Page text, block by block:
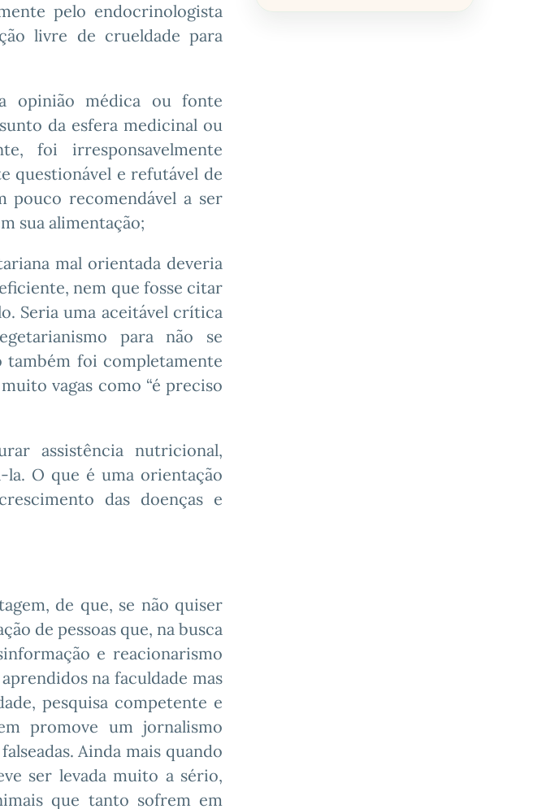
pelo endocrinologista
livre de crueldade para
opinião médica ou fonte
da esfera medicinal ou
foi irresponsavelmente
questionável e refutável de
pouco recomendável a ser
sua alimentação;
mal orientada deveria
nem que fosse citar
Seria uma aceitável crítica
para não se
também foi completamente
vagas como “é preciso
assistência nutricional,
la. O que é uma orientação
das doenças e
de que, se não quiser
de pessoas que, na busca
e reacionarismo
na faculdade mas
pesquisa competente e
promove um jornalismo
Ainda mais quando
ser levada muito a sério,
que tanto sofrem em